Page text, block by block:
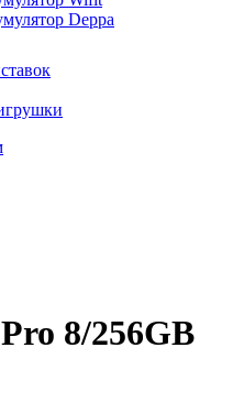
Deppa
8/256GB